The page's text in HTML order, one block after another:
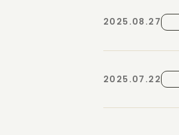
2025.08.27
2025.07.22